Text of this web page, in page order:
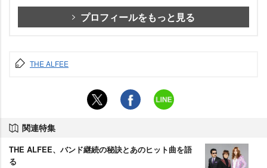
プロフィールをもっと見る
THE ALFEE
関連特集
THE ALFEE、バンド継続の秘訣とあのヒット曲を語
る